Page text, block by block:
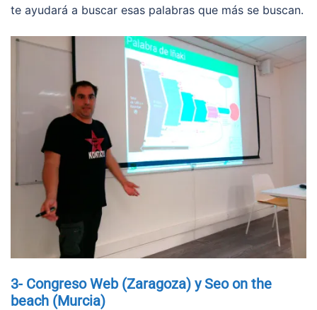
te ayudará a buscar esas palabras que más se buscan.
3- Congreso Web (Zaragoza) y Seo on the
beach (Murcia)